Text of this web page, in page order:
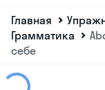
Главная
Грамматика
себе